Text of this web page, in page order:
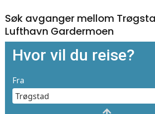
Søk avganger mellom
Lufthavn Gardermoen
Hvor vil du reise?
Fra